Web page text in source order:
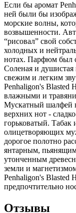
Если бы аромат
ней были бы
морские волны,
возвышенности.
“рисовал” свой
холодных и
нотах. Парфюм был
Соленая и душистая
свежим и легким
Penhaligon's Blasted
влажными и
Мускатный шалфей
верхних нот -
горьковатый. Табак
олицетворяющих
дорогое полотно
янтарным,
утонченным
земли и
Penhaligon's Blasted
предпочтительно
Отзывы